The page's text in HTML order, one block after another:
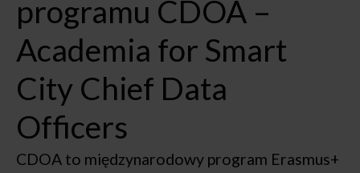
programu CDOA –
Academia for Smart
City Chief Data
Officers
CDOA to międzynarodowy program Erasmus+